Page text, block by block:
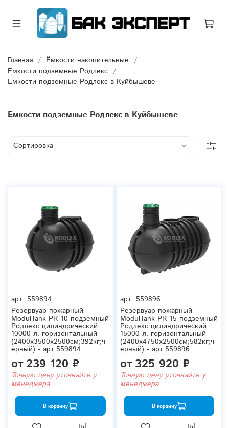
Главная
Ёмкости накопительные
Ёмкости подземные Родлекс
Емкости подземные Родлекс в Куйбышеве
Емкости подземные Родлекс в Куйбышеве
арт. 559894
Резервуар пожарный
ModulTank PR 10 подземный
Родлекс цилиндрический
10000 л. горизонтальный
(2400x3500x2500см;392кг;ч
ерный) - арт.559894
от239 120 ₽
Точную цену уточняйте у
менеджера
В корзину
арт. 559896
Резервуар пожарный
ModulTank PR 15 подземный
Родлекс цилиндрический
15000 л. горизонтальный
(2400x4750x2500см;582кг;ч
ерный) - арт.559896
от325 920 ₽
Точную цену уточняйте у
менеджера
В корзину